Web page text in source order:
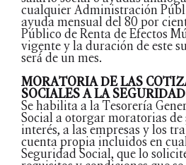
cualquier Administración
ayuda mensual del 80 por
Público de Renta de Efectos
vigente y la duración de este
será́ de un mes.
MORATORIA DE LAS
SOCIALES A LA
Se habilita a la Tesorería
Social a otorgar moratorias de
interés, a las empresas y los
cuenta propia incluidos en
Seguridad Social, que lo